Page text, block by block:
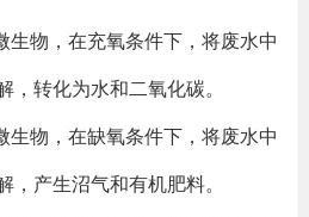
生物，在充氧条件下，将废水中
转化为水和二氧化碳。
生物，在缺氧条件下，将废水中
产生沼气和有机肥料。